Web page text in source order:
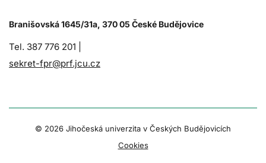
Branišovská 1645/31a, 370 05 České Budějovice
Tel. 387 776 201 |
sekret-fpr@prf.jcu.cz
© 2026 Jihočeská univerzita v Českých Budějovicích
Cookies